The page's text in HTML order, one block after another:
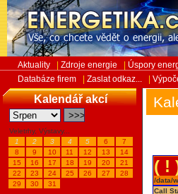
Aktuality Zdroje energie Úspory
Databáze firem
Zaslat odkaz...
Kalendář akcí
Veletrhy, Výstavy...
1
2 3 4 5 6
7
8
9 10 11 12 13
14
15
16 17 18 19 20
21
22
23 24 25 26 27
28
29
30 31
( !
/data/
Call